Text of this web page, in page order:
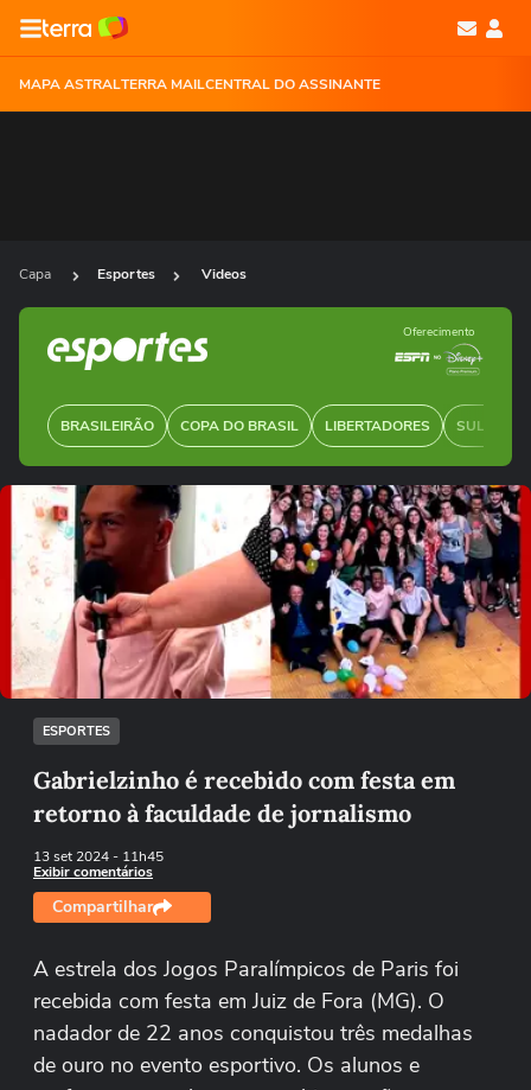
MAPA ASTRALTERRA MAILCENTRAL DO ASSINANTE
Capa Esportes Videos
BRASILEIRÃO COPA DO BRASIL LIBERTADORES SUL-
Oferecimento
Ops!
Não foi possível reproduzir o vídeo
Tentar novamente
ESPORTES
Gabrielzinho é recebido com festa em
retorno à faculdade de jornalismo
13 set 2024- 11h45
Exibir comentários
Compartilhar
A estrela dos Jogos Paralímpicos de Paris foi
recebida com festa em Juiz de Fora (MG). O
nadador de 22 anos conquistou três medalhas
de ouro no evento esportivo. Os alunos e